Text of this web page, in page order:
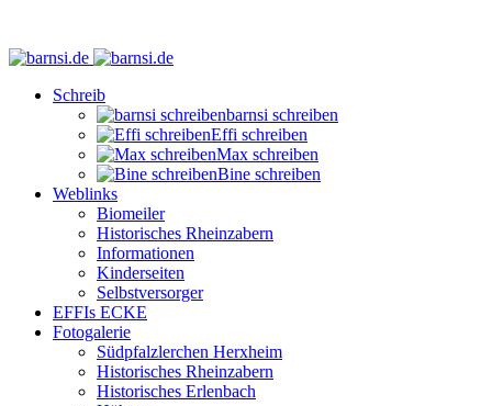
Schreib
barnsi schreiben
Effi schreiben
Max schreiben
Bine schreiben
Weblinks
Biomeiler
Historisches Rheinzabern
Informationen
Kinderseiten
Selbstversorger
EFFIs ECKE
Fotogalerie
Südpfalzlerchen Herxheim
Historisches Rheinzabern
Historisches Erlenbach